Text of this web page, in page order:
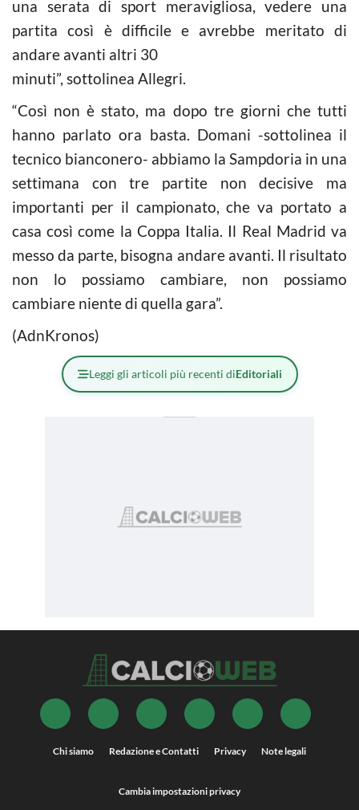
una serata di sport meravigliosa, vedere una
partita così è difficile e avrebbe meritato di
andare avanti altri 30
minuti”, sottolinea Allegri.
“Così non è stato, ma dopo tre giorni che tutti
hanno parlato ora basta. Domani -sottolinea il
tecnico bianconero- abbiamo la Sampdoria in una
settimana con tre partite non decisive ma
importanti per il campionato, che va portato a
casa così come la Coppa Italia. Il Real Madrid va
messo da parte, bisogna andare avanti. Il risultato
non lo possiamo cambiare, non possiamo
cambiare niente di quella gara”.
(AdnKronos)
Leggi gli articoli più recenti diEditoriali
Chi siamo Redazione e Contatti Privacy Note legali
Cambia impostazioni privacy